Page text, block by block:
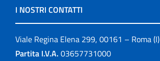
I NOSTRI CONTATTI
Viale Regina Elena 299, 00161 – Roma (I)
Partita I.V.A. 03657731000